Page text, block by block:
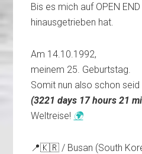
Bis es mich auf OPEN
hinausgetrieben hat.
Am 14.10.1992,
meinem 25. Geburtstag.
Somit nun also schon seid
(3221 days 17 hours 21
Weltreise! 🌍
📍🇰🇷 / Busan (South